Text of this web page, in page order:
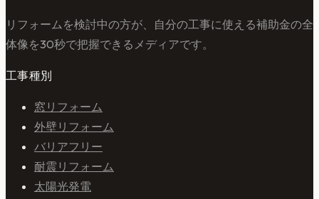
リフォームを検討中の方が、自分の工事に使える補助金の全
体像を30秒で把握できるメディアです。
工事種別
窓リフォーム
外壁リフォーム
バリアフリー
耐震リフォーム
太陽光発電